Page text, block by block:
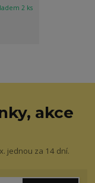
2 ks
akce
jednou za 14 dní.